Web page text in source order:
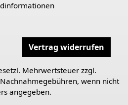
Vertrag widerrufen
Mehrwertsteuer zzgl.
wenn nicht
angegeben.